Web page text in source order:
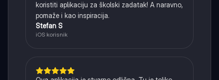
koristiti aplikaciju za školski zadatak! A naravno,
pomaže i kao inspiracija.
Stefan S
iOS korisnik